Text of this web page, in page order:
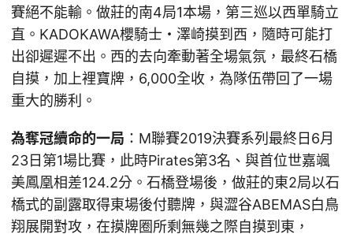
賽絕不能輸。做莊的南4局1本場，第三巡以西單騎立
直。KADOKAWA櫻騎士・澤崎摸到西，隨時可能打
出卻遲遲不出。西的去向牽動著全場氣氛，最終石橋
自摸，加上裡寶牌，6,000全收，為隊伍帶回了一場
重大的勝利。
為奪冠續命的一局 ：M聯賽2019決賽系列最終日6月
23日第1場比賽，此時Pirates第3名、與首位世嘉颯
美鳳凰相差124.2分。石橋登場後，做莊的東2局以石
橋式的副露取得東場後付聽牌，與澀谷ABEMAS白鳥
翔展開對攻，在摸牌圈所剩無幾之際自摸到東，